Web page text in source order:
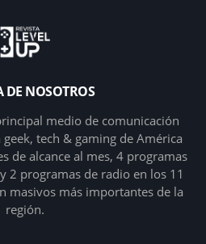
DE NOSOTROS
medio de comunicación
tech & gaming de América
de alcance al mes, 4 programas
2 programas de radio en los 11
masivos más importantes de la
región.